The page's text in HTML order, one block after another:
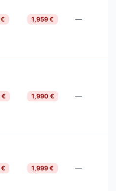
1,959 € —
€ 1,990 € —
€ 1,999 € —